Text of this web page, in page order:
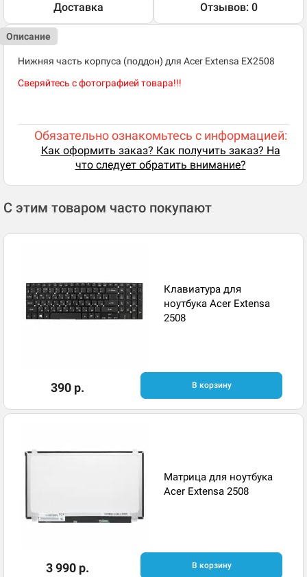
Доставка Отзывов: 0
Описание
Нижняя часть корпуса (поддон) для Acer Extensa EX2508
Сверяйтесь с фотографией товара!!!
Обязательно ознакомьтесь с информацией:
Как оформить заказ? Как получить заказ? На
что следует обратить внимание?
С этим товаром часто покупают
Клавиатура для
ноутбука Acer Extensa
2508
390 р. В корзину
Матрица для ноутбука
Acer Extensa 2508
3 990 р. В корзину